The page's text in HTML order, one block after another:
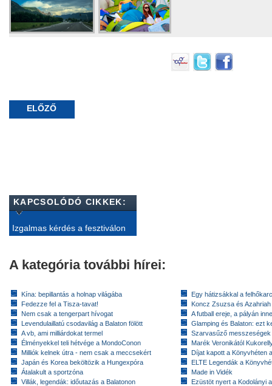
ELŐZŐ
KAPCSOLÓDÓ CIKKEK:
Izgalmas kérdés a fesztiválon
A kategória további hírei:
Kína: bepillantás a holnap világába
Fedezze fel a Tisza-tavat!
Nem csak a tengerpart hívogat
Levendulaillatú csodavilág a Balaton fölött
A vb, ami milliárdokat termel
Élményekkel teli hétvége a MondoConon
Milliók kelnek útra - nem csak a meccsekért
Japán és Korea beköltözik a Hungexpóra
Átalakult a sportzóna
Villák, legendák: időutazás a Balatonon
Egy hátizsákkal a
Koncz Zsuzsa és
A futball ereje, a pályán
Glamping és Balaton: ezt
Szarvasűző messzeségek
Marék Veronikától
Díjat kapott a Könyvhéten
ELTE Legendák a
Made in Vidék
Ezüstöt nyert a Kodolányi